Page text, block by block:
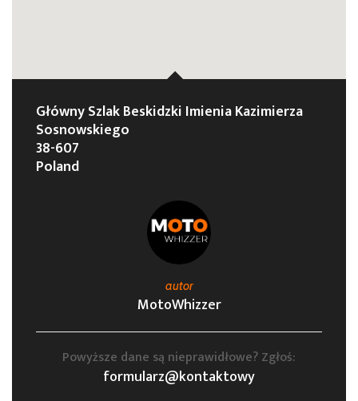
Główny Szlak Beskidzki Imienia Kazimierza
Sosnowskiego
38-607
Poland
autor
MotoWhizzer
Powyższe dane są nieprawidłowe? Zgłoś:
formularz@kontaktowy